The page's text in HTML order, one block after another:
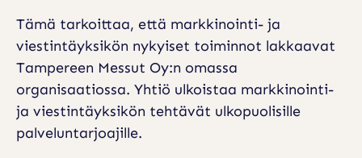
I
N
O
I
N
Tämä tarkoittaa, että markkinointi- ja
viestintäyksikön nykyiset toiminnot lakkaavat
Tampereen Messut Oy:n omassa
organisaatiossa. Yhtiö ulkoistaa markkinointi-
ja viestintäyksikön tehtävät ulkopuolisille
palveluntarjoajille.